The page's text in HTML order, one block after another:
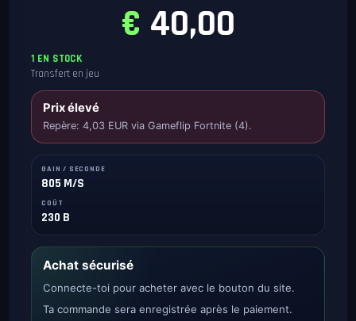
€ 40,00
1 EN STOCK
Transfert en jeu
Prix élevé
Repère: 4,03 EUR via Gameflip Fortnite (4).
GAIN / SECONDE
805 M/S
COÛT
230 B
Achat sécurisé
Connecte-toi pour acheter avec le bouton du site.
Ta commande sera enregistrée après le paiement.